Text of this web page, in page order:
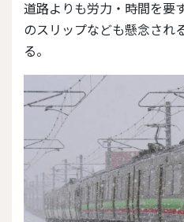
道路よりも労力・時間を要
のスリップなども懸念され
る。